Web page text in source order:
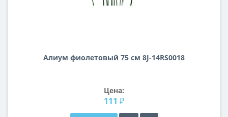
Алиум фиолетовый 75 см 8J-14RS0018
Цена:
111 ₽